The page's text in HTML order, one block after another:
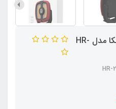
چراغ کمپینگ هوشمند هیسکا مدل HR-